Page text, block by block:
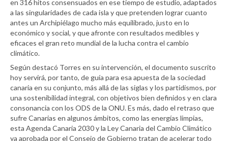
en 316 hitos consensuados en ese tiempo de estudio, adaptados
a las singularidades de cada isla y que pretenden lograr cuanto
antes un Archipiélago mucho más equilibrado, justo en lo
económico y social, y que afronte con resultados medibles y
eficaces el gran reto mundial de la lucha contra el cambio
climático.
Según destacó Torres en su intervención, el documento suscrito
hoy servirá, por tanto, de guía para esa apuesta de la sociedad
canaria en su conjunto, más allá de las siglas y los partidismos, por
una sostenibilidad integral, con objetivos bien definidos y en clara
consonancia con los ODS de la ONU. Es más, dado el retraso que
sufre Canarias en algunos ámbitos, como las energías limpias,
esta Agenda Canaria 2030 y la Ley Canaria del Cambio Climático
ya aprobada por el Consejo de Gobierno tratan de acelerar todo